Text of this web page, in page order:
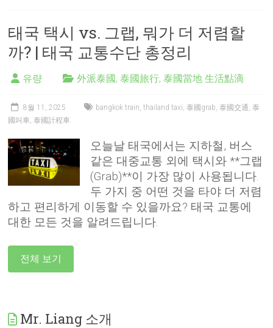
태국 택시 vs. 그랩, 뭐가 더 저렴할
까? | 태국 교통수단 총정리
유량 外派泰國,泰國旅行,泰國當地 生活點滴
8월 11, 2025 bangkok train,thailand taxi,泰國grab,泰國交通,泰
國叫車,泰國計程車
오늘날 태국에서는 지하철, 버스
같은 대중교통 외에 택시와 **그랩
(Grab)**이 가장 많이 사용됩니다.
두 가지 중 어떤 것을 타야 더 저렴
하고 편리하게 이동할 수 있을까요? 태국 교통에
대한 모든 것을 알려드립니다.
전체 보기
Mr. Liang 소개